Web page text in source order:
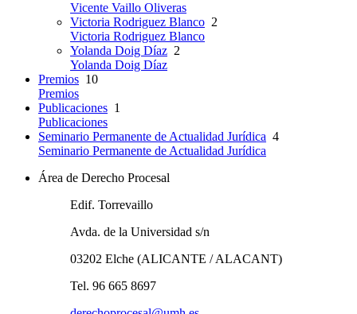
Vicente Vaillo Oliveras
Victoria Rodriguez Blanco 2
Victoria Rodriguez Blanco
Yolanda Doig Díaz 2
Yolanda Doig Díaz
Premios 10
Premios
Publicaciones 1
Publicaciones
Seminario Permanente de Actualidad Jurídica 4
Seminario Permanente de Actualidad Jurídica
Área de Derecho Procesal
Edif. Torrevaillo
Avda. de la Universidad s/n
03202 Elche (ALICANTE / ALACANT)
Tel. 96 665 8697